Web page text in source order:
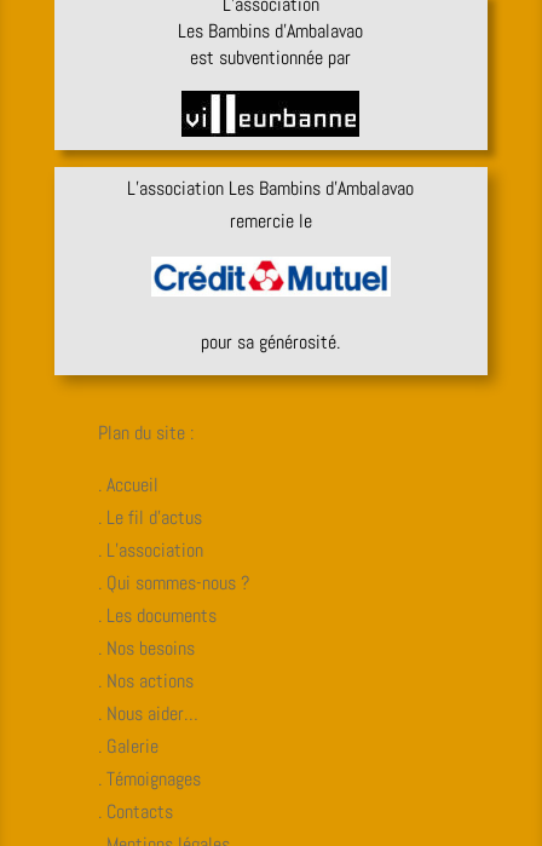
Les Bambins d’Ambalavao
est subventionnée par
L’association Les Bambins d’Ambalavao
remercie le
pour sa générosité.
Plan du site :
. Accueil
. Le fil d’actus
. L’association
. Qui sommes-nous ?
. Les documents
. Nos besoins
. Nos actions
. Nous aider…
. Galerie
. Témoignages
. Contacts